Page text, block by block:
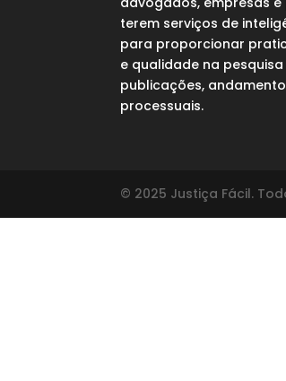
terem serviços de
para proporcionar
e qualidade na
publicações,
processuais.
© 2025 Justiça Fácil.